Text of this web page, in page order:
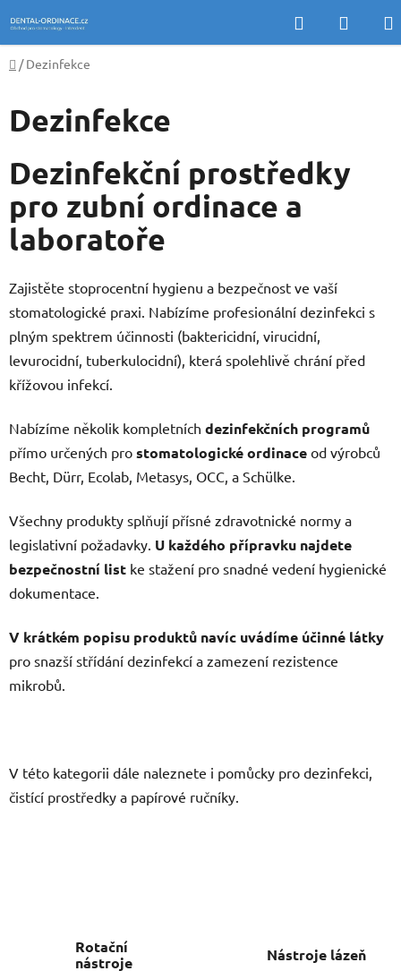
na
obsah
Hledat
KOŠÍK
Domů
/ Dezinfekce
Dezinfekce
Dezinfekční prostředky
pro zubní ordinace a
laboratoře
Zajistěte stoprocentní hygienu a bezpečnost ve vaší
stomatologické praxi. Nabízíme profesionální dezinfekci s
plným spektrem účinnosti (baktericidní, virucidní,
levurocidní, tuberkulocidní), která spolehlivě chrání před
křížovou infekcí.
Nabízíme několik kompletních dezinfekčních programů
přímo určených pro stomatologické ordinace od výrobců
Becht, Dürr, Ecolab, Metasys, OCC, a Schülke.
Všechny produkty splňují přísné zdravotnické normy a
legislativní požadavky. U každého přípravku najdete
bezpečnostní list ke stažení pro snadné vedení hygienické
dokumentace.
V krátkém popisu produktů navíc uvádíme účinné látky
pro snazší střídání dezinfekcí a zamezení rezistence
mikrobů.
V této kategorii dále naleznete i pomůcky pro dezinfekci,
čistící prostředky a papírové ručníky.
Rotační
nástroje
Nástroje lázeň